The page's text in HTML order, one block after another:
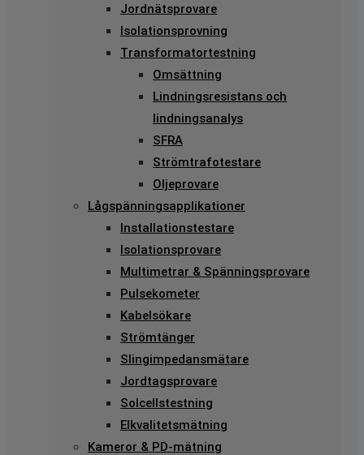
Jordnätsprovare
Isolationsprovning
Transformatortestning
Omsättning
Lindningsresistans och
lindningsanalys
SFRA
Strömtrafotestare
Oljeprovare
Lågspänningsapplikationer
Installationstestare
Isolationsprovare
Multimetrar & Spänningsprovare
Pulsekometer
Kabelsökare
Strömtänger
Slingimpedansmätare
Jordtagsprovare
Solcellstestning
Elkvalitetsmätning
Kameror & PD-mätning